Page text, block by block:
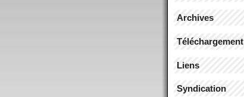
Archives
Téléchargement
Liens
Syndication